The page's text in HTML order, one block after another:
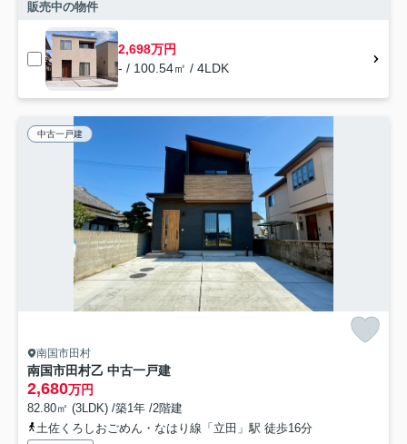
販売中の物件
2,698万円
- / 100.54㎡ / 4LDK
中古一戸建
南国市田村
南国市田村乙 中古一戸建
2,680万円
82.80㎡ (3LDK) /築1年 /2階建
土佐くろしおごめん・なはり線「立田」駅 徒歩16分